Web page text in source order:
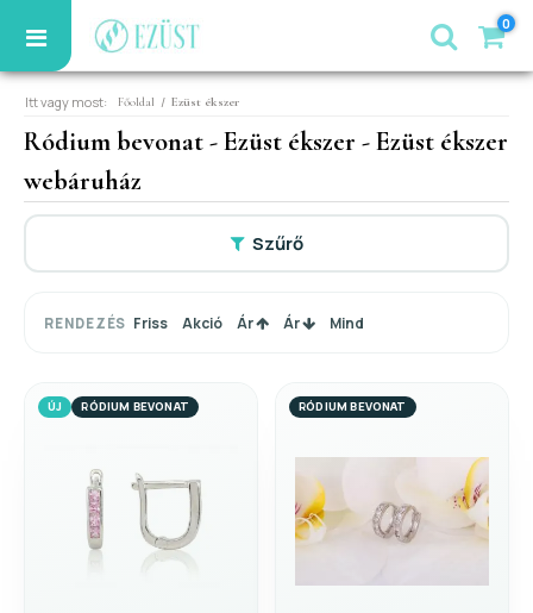
0
Itt vagy most: Főoldal / Ezüst ékszer
Ródium bevonat - Ezüst ékszer - Ezüst ékszer
webáruház
Szűrő
RENDEZÉS Friss Akció Ár Ár Mind
ÚJ RÓDIUM BEVONAT RÓDIUM BEVONAT